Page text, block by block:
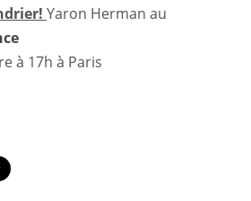
Yaron Herman au
à 17h à Paris